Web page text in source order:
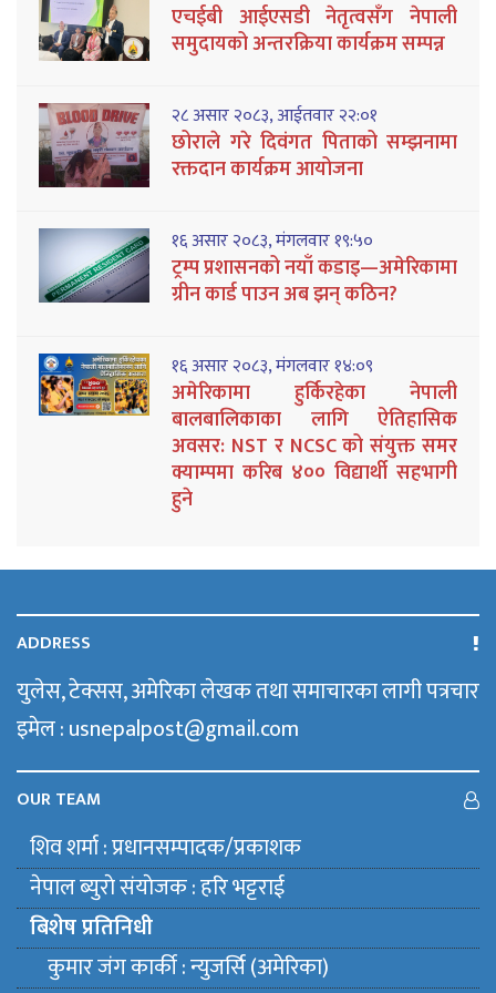
एचईबी आईएसडी नेतृत्वसँग नेपाली
समुदायको अन्तरक्रिया कार्यक्रम सम्पन्न
२८ असार २०८३, आईतवार २२:०१
छोराले गरे दिवंगत पिताको सम्झनामा
रक्तदान कार्यक्रम आयोजना
१६ असार २०८३, मंगलवार १९:५०
ट्रम्प प्रशासनको नयाँ कडाइ—अमेरिकामा
ग्रीन कार्ड पाउन अब झन् कठिन?
१६ असार २०८३, मंगलवार १४:०९
अमेरिकामा हुर्किरहेका नेपाली
बालबालिकाका लागि ऐतिहासिक
अवसर: NST र NCSC को संयुक्त समर
क्याम्पमा करिब ४०० विद्यार्थी सहभागी
हुने
ADDRESS
युलेस, टेक्सस, अमेरिका लेखक तथा समाचारका लागी पत्रचार
इमेल : usnepalpost@gmail.com
OUR TEAM
शिव शर्मा : प्रधानसम्पादक/प्रकाशक
नेपाल ब्युराे संयाेजक : हरि भट्टराई
बिशेष प्रतिनिधी
कुमार जंग कार्की : न्युजर्सि (अमेरिका)